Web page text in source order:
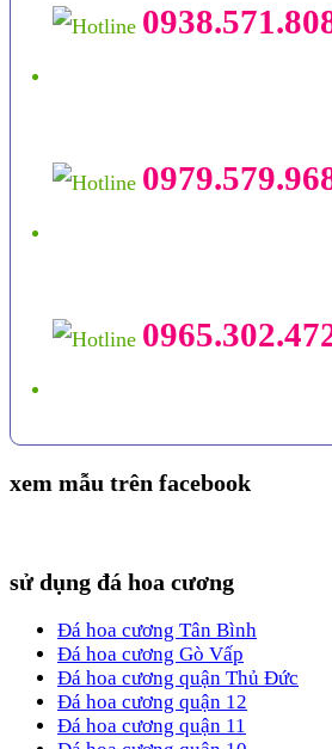
xem mẫu trên facebook
sử dụng đá hoa cương
Đá hoa cương Tân Bình
Đá hoa cương Gò Vấp
Đá hoa cương quận Thủ Đức
Đá hoa cương quận 12
Đá hoa cương quận 11